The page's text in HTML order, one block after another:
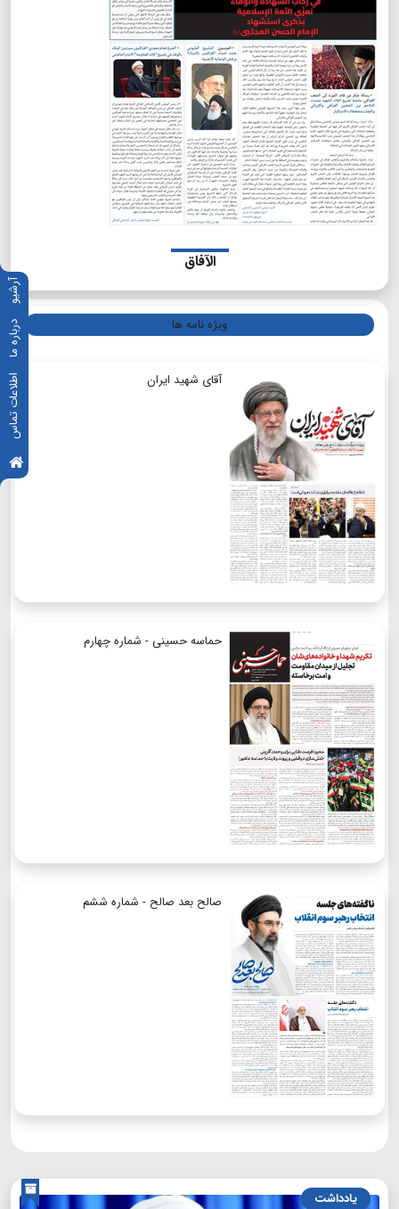
آرشیو
درباره ما
اطلاعات تماس
الآفاق
ویژه نامه ها
آقای شهید ایران
حماسه حسینی - شماره چهارم
صالح بعد صالح - شماره ششم
یادداشت